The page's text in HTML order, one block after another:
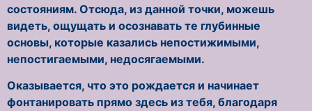
состояниям. Отсюда, из данной точки, можешь
видеть, ощущать и осознавать те глубинные
основы, которые казались непостижимыми,
непостигаемыми, недосягаемыми.
Оказывается, что это рождается и начинает
фонтанировать прямо здесь из тебя, благодаря